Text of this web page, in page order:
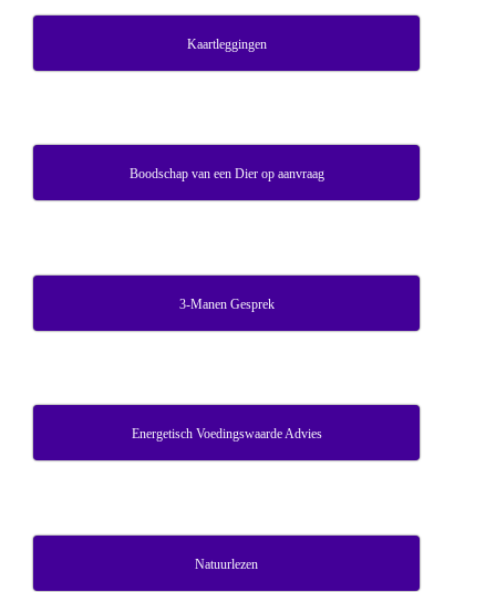
Kaartleggingen
Boodschap van een Dier op aanvraag
3-Manen Gesprek
Energetisch Voedingswaarde Advies
Natuurlezen